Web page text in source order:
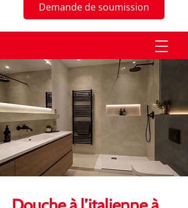
Demande de soumission